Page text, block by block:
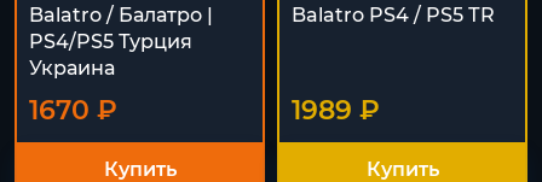
Balatro / Балатро |
PS4/PS5 Турция
Украина
1670 ₽
Купить
Balatro PS4 / PS5 ТR
1989 ₽
Купить